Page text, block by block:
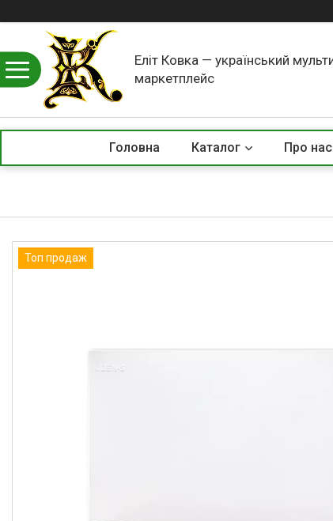
Еліт Ковка — український
маркетплейс
Головна Каталог Про нас
Топ продаж